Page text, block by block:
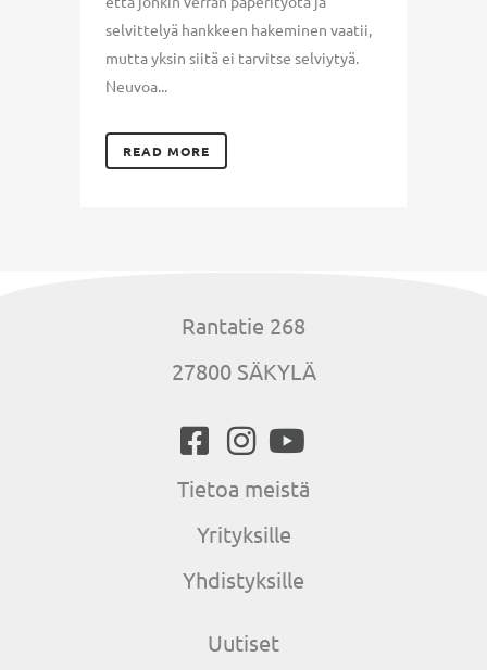
selvittelyä hankkeen hakeminen vaatii,
mutta yksin siitä ei tarvitse selviytyä.
Neuvoa...
READ MORE
Rantatie 268
27800 SÄKYLÄ
Tietoa meistä
Yrityksille
Yhdistyksille
Uutiset